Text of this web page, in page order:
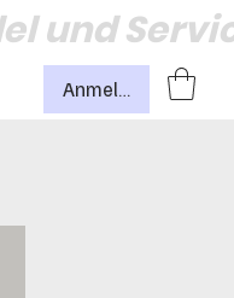
und
Anmelden